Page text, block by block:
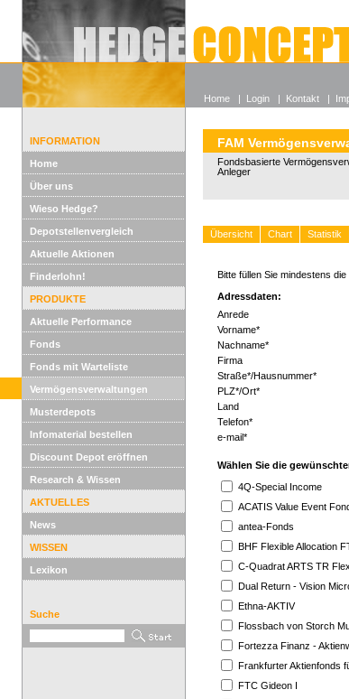
INFORMATION
Home
Über uns
Wieso Hedge?
Depotstellenvergleich
Aktuelle Aktionen
Finderlohn!
PRODUKTE
Aktuelle Performance
Fonds
Fonds mit Warteliste
Vermögensverwaltungen
Musterdepots
Infomaterial bestellen
Discount Depot eröffnen
Research & Wissen
AKTUELLES
News
WISSEN
Lexikon
Suche
FAM
Fondsbasierte
Anleger
Übersicht Chart Statistik
Bitte füllen Sie mindestens
Adressdaten:
Anrede
Vorname*
Nachname*
Firma
Straße*/Hausnummer*
PLZ*/Ort*
Land
Telefon*
e-mail*
Wählen Sie die
4Q-Special Income
ACATIS Value Event
antea-Fonds
BHF Flexible Allocation
C-Quadrat ARTS TR
Dual Return - Vision
Ethna-AKTIV
Flossbach von Storch
Fortezza Finanz -
Frankfurter Aktienfonds
FTC Gideon I
Home | Login | Kontakt |